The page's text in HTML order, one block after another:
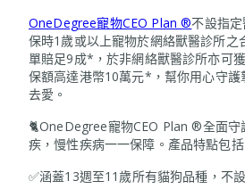
OneDegree寵物CEO Plan ®不設指
保時1歲或以上寵物於網絡獸醫診所之
單賠足9成*，於非網絡獸醫診所亦可
保額高達港幣10萬元*，幫你用心守護
去愛。
🐈OneDegree寵物CEO Plan ®全面守
疾，慢性疾病一一保障。產品特點包括
✅涵蓋13週至11歲所有貓狗品種，不